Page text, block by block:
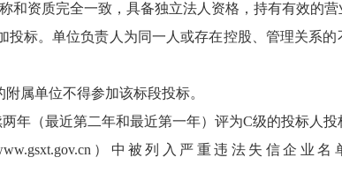
资质完全一致，具备独立法人资格，持有有效的营
标。单位负责人为同一人或存在控股、管理关系
属单位不得参加该标段投标。
年（最近第二年和最近第一年）评为C级的投标人投
）中被列入严重违法失信企业名